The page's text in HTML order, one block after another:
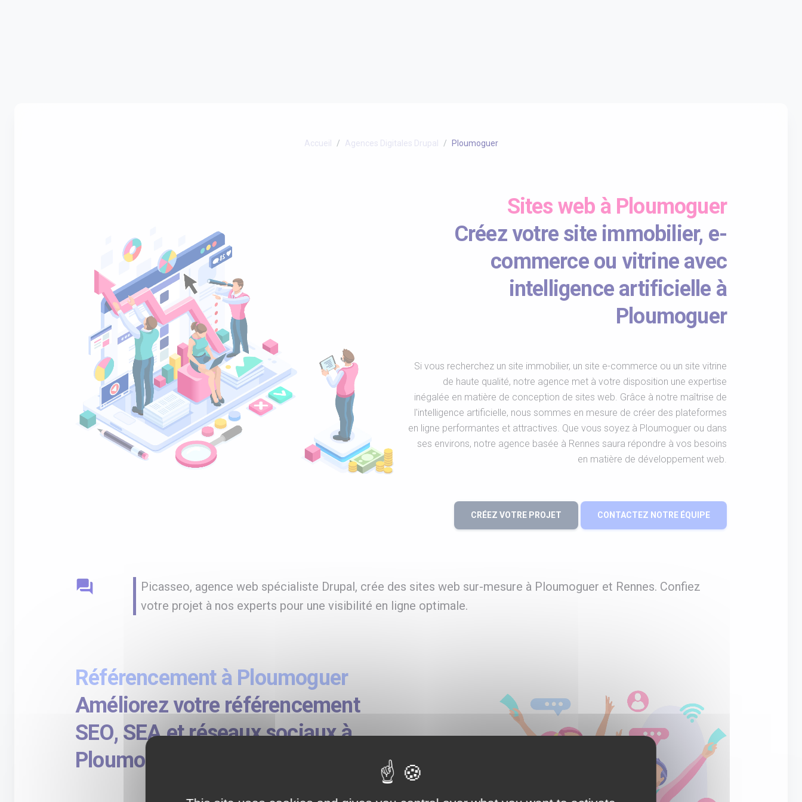
Accueil Agences Digitales Drupal Ploumoguer
Sites web à Ploumoguer
Créez votre site immobilier, e-
commerce ou vitrine avec
intelligence artificielle à
Ploumoguer
Si vous recherchez un site immobilier, un site e-commerce ou un site vitrine
de haute qualité, notre agence met à votre disposition une expertise
inégalée en matière de conception de sites web. Grâce à notre maîtrise de
l'intelligence artificielle, nous sommes en mesure de créer des plateformes
en ligne performantes et attractives. Que vous soyez à Ploumoguer ou dans
ses environs, notre agence basée à Rennes saura répondre à vos besoins
en matière de développement web.
CRÉEZ VOTRE PROJET CONTACTEZ NOTRE ÉQUIPE
question_answer
Picasseo, agence web spécialiste Drupal, crée des sites web sur-mesure à Ploumoguer et Rennes. Confiez
votre projet à nos experts pour une visibilité en ligne optimale.
Référencement à Ploumoguer
Améliorez votre référencement
SEO, SEA et réseaux sociaux à
Ploumoguer